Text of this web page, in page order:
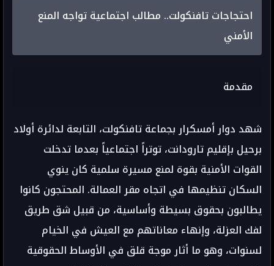
احتجاجات تافنكولت.. مطالب اجتماعية تواجه المنع
الأمني
مقدمة
شهد دوار أمسكرار بجماعة تافنكولت، التابعة لدائرة أولاد
برحيل بإقليم تارودانت، توتراً اجتماعياً بعدما تدخلت
القوات الأمنية بقوة لمنع مسيرة سلمية كان ينوي
السكان تنظيمها في اتجاه مقر العمالة. المحتجون كانوا
يطالبون بحقوق بسيطة وأساسية، من قبيل شق طريق
لفك العزلة، وإنهاء معاناتهم مع العيش في الخيام
لسنوات، وهو ما أثار موجة قلق في الأوساط الحقوقية